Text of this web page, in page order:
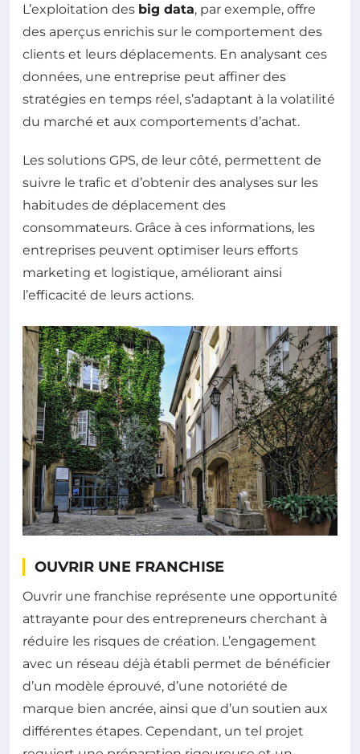
L’exploitation des big data, par exemple, offre
des aperçus enrichis sur le comportement des
clients et leurs déplacements. En analysant ces
données, une entreprise peut affiner des
stratégies en temps réel, s’adaptant à la volatilité
du marché et aux comportements d’achat.
Les solutions GPS, de leur côté, permettent de
suivre le trafic et d’obtenir des analyses sur les
habitudes de déplacement des
consommateurs. Grâce à ces informations, les
entreprises peuvent optimiser leurs efforts
marketing et logistique, améliorant ainsi
l’efficacité de leurs actions.
OUVRIR UNE FRANCHISE
Ouvrir une franchise représente une opportunité
attrayante pour des entrepreneurs cherchant à
réduire les risques de création. L’engagement
avec un réseau déjà établi permet de bénéficier
d’un modèle éprouvé, d’une notoriété de
marque bien ancrée, ainsi que d’un soutien aux
différentes étapes. Cependant, un tel projet